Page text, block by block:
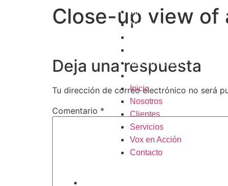
Inicio
Nosotros
Vox en Acción
Contacto
Inicio
Nosotros
Clientes
Servicios
Vox en Acción
Contacto
Close-up view of
Deja una respuesta
Tu dirección de correo electrónico no será
Comentario *